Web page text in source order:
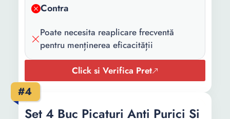
Contra
Poate necesita reaplicare frecventă
pentru menținerea eficacității
Click si Verifica Pret
#4
Set 4 Buc Picaturi Anti Purici Si